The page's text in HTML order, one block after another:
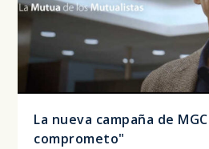
La nueva campaña de
comprometo"